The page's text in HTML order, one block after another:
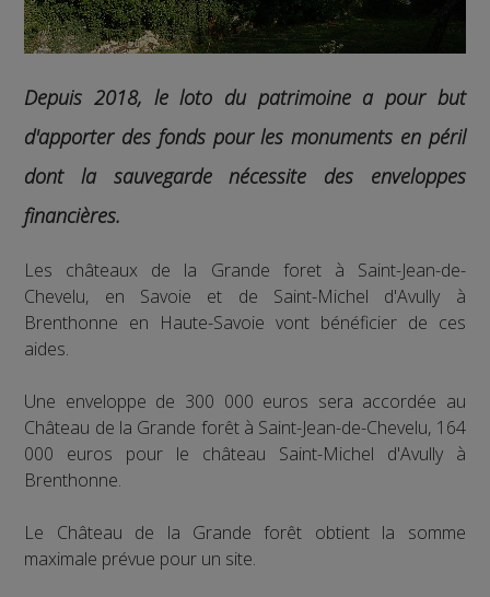
Depuis 2018, le loto du patrimoine a pour but
d'apporter des fonds pour les monuments en péril
dont la sauvegarde nécessite des enveloppes
financières.
Les châteaux de la Grande foret à Saint-Jean-de-
Chevelu, en Savoie et de Saint-Michel d'Avully à
Brenthonne en Haute-Savoie vont bénéficier de ces
aides.
Une enveloppe de 300 000 euros sera accordée au
Château de la Grande forêt à Saint-Jean-de-Chevelu, 164
000 euros pour le château Saint-Michel d'Avully à
Brenthonne.
Le Château de la Grande forêt obtient la somme
maximale prévue pour un site.